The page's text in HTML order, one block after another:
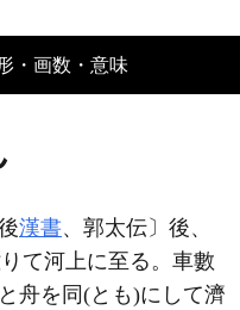
・画数・意味
漢書、郭太伝〕後、
りて河上に至る。車數
と舟を同(とも)にして濟